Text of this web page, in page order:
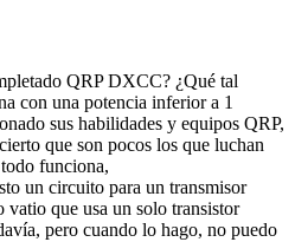
QRP DXCC? ¿Qué tal
con una potencia inferior a 1
sus habilidades y equipos QRP,
que son pocos los que luchan
funciona,
un circuito para un transmisor
que usa un solo transistor
pero cuando lo hago, no puedo